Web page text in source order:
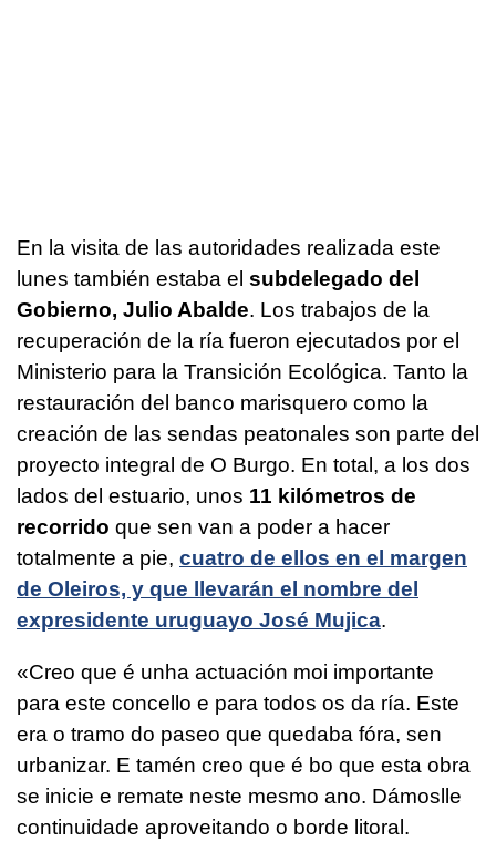
En la visita de las autoridades realizada este
lunes también estaba el subdelegado del
Gobierno, Julio Abalde. Los trabajos de la
recuperación de la ría fueron ejecutados por el
Ministerio para la Transición Ecológica. Tanto la
restauración del banco marisquero como la
creación de las sendas peatonales son parte del
proyecto integral de O Burgo. En total, a los dos
lados del estuario, unos 11 kilómetros de
recorrido que sen van a poder a hacer
totalmente a pie, cuatro de ellos en el margen
de Oleiros, y que llevarán el nombre del
expresidente uruguayo José Mujica.
«Creo que é unha actuación moi importante
para este concello e para todos os da ría. Este
era o tramo do paseo que quedaba fóra, sen
urbanizar. E tamén creo que é bo que esta obra
se inicie e remate neste mesmo ano. Dámoslle
continuidade aproveitando o borde litoral.